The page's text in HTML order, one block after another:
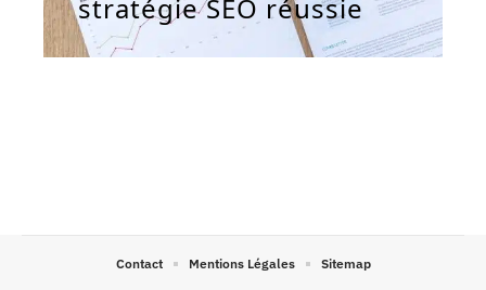
stratégie SEO réussie
Contact Mentions Légales Sitemap